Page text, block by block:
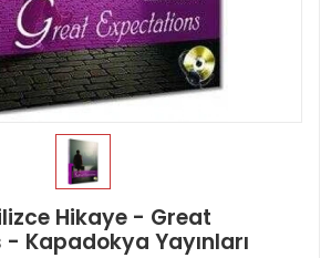
Hikaye - Great
Kapadokya Yayınları